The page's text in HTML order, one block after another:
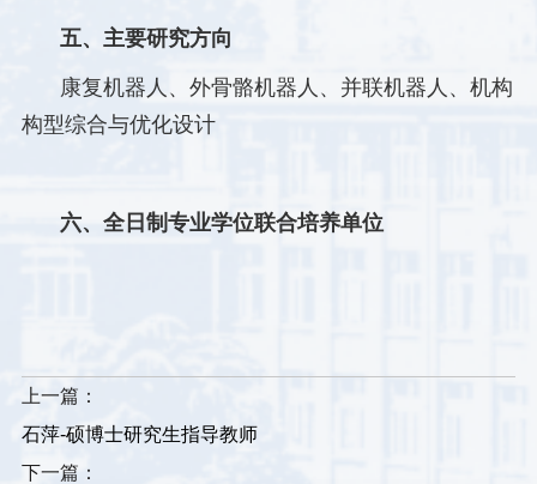
五、主要研究方向
康复机器人、外骨骼机器人、并联机器人、机构
构型综合与优化设计
六、全日制专业学位联合培养单位
上一篇：
石萍-硕博士研究生指导教师
下一篇：